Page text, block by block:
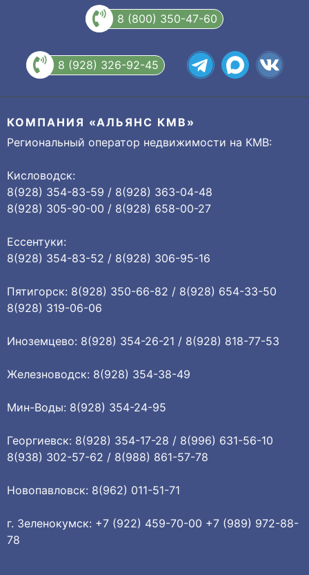
8 (800) 350-47-60
8 (928) 326-92-45
КОМПАНИЯ «АЛЬЯНС КМВ»
Региональный оператор недвижимости на КМВ:
Кисловодск:
8(928) 354-83-59 / 8(928) 363-04-48
8(928) 305-90-00 / 8(928) 658-00-27
Ессентуки:
8(928) 354-83-52 / 8(928) 306-95-16
Пятигорск: 8(928) 350-66-82 / 8(928) 654-33-50
8(928) 319-06-06
Иноземцево: 8(928) 354-26-21 / 8(928) 818-77-53
Железноводск: 8(928) 354-38-49
Мин-Воды: 8(928) 354-24-95
Георгиевск: 8(928) 354-17-28 / 8(996) 631-56-10
8(938) 302-57-62 / 8(988) 861-57-78
Новопавловск: 8(962) 011-51-71
г. Зеленокумск: +7 (922) 459-70-00 +7 (989) 972-88-
78